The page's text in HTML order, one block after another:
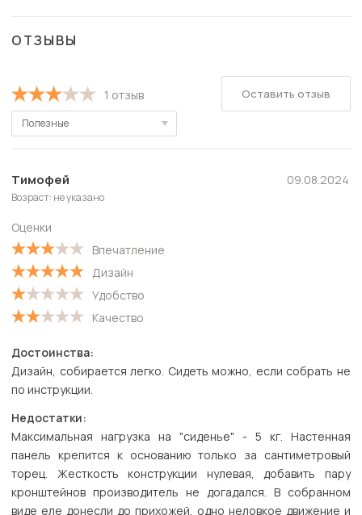
ОТЗЫВЫ
1 отзыв
Полезные
Полезные
Новые
Старые
С высокой оценкой
С низкой оценкой
Тимофей
Возраст: не указано
Оценки
Впечатление
Дизайн
Удобство
Качество
09.08.2024
Достоинства:
Дизайн, собирается легко. Сидеть можно, если собрать не
по инструкции.
Недостатки:
Максимальная нагрузка на "сиденье" - 5 кг. Настенная
панель крепится к основанию только за сантиметровый
торец. Жесткость конструкции нулевая, добавить пару
кронштейнов производитель не догадался. В собранном
виде еле донесли до прихожей, одно неловкое движение и
Оставить отзыв